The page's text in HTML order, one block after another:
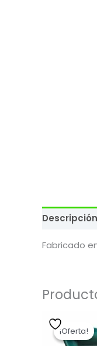
Descripción
Fabricado
¡Oferta!
¡Oferta!